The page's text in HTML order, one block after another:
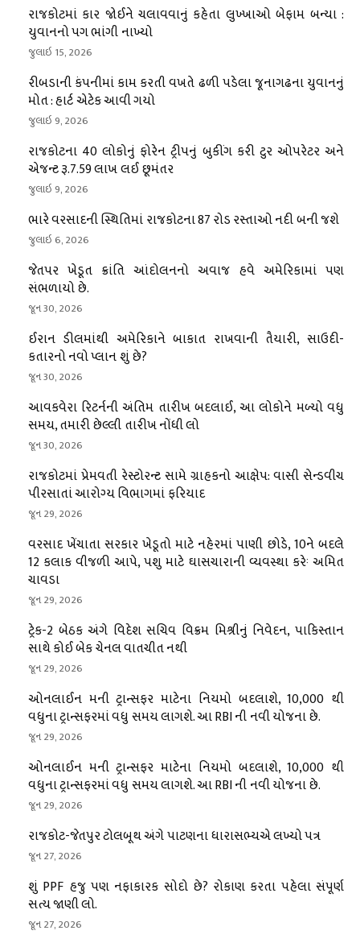
રાજકોટમાં કાર જોઈને ચલાવવાનું કહેતા લુખ્ખાઓ બેફામ બન્યા :
યુવાનનો પગ ભાંગી નાખ્યો
જુલાઇ 15, 2026
રીબડાની કંપનીમાં કામ કરતી વખતે ઢળી પડેલા જૂનાગઢના યુવાનનું
મોત : હાર્ટ એટેક આવી ગયો
જુલાઇ 9, 2026
રાજકોટના 40 લોકોનું ફોરેન ટ્રીપનું બુકીંગ કરી ટુર ઓપરેટર અને
એજન્ટ રૂ.7.59 લાખ લઈ છૂમંતર
જુલાઇ 9, 2026
ભારે વરસાદની સ્થિતિમાં રાજકોટના 87 રોડ રસ્તાઓ નદી બની જશે
જુલાઇ 6, 2026
જેતપર ખેડૂત ક્રાંતિ આંદોલનનો અવાજ હવે અમેરિકામાં પણ
સંભળાયો છે.
જૂન 30, 2026
ઈરાન ડીલમાંથી અમેરિકાને બાકાત રાખવાની તૈયારી, સાઉદી-
કતારનો નવો પ્લાન શું છે?
જૂન 30, 2026
આવકવેરા રિટર્નની અંતિમ તારીખ બદલાઈ, આ લોકોને મળ્યો વધુ
સમય, તમારી છેલ્લી તારીખ નોંધી લો
જૂન 30, 2026
રાજકોટમાં પ્રેમવતી રેસ્ટોરન્ટ સામે ગ્રાહકનો આક્ષેપ: વાસી સેન્ડવીચ
પીરસાતાં આરોગ્ય વિભાગમાં ફરિયાદ
જૂન 29, 2026
વરસાદ ખેંચાતા સરકાર ખેડૂતો માટે નહેરમાં પાણી છોડે, 10ને બદલે
12 કલાક વીજળી આપે, પશુ માટે ઘાસચારાની વ્યવસ્થા કરેઃ અમિત
ચાવડા
જૂન 29, 2026
ટ્રેક-2 બેઠક અંગે વિદેશ સચિવ વિક્રમ મિશ્રીનું નિવેદન, પાકિસ્તાન
સાથે કોઈ બેક ચેનલ વાતચીત નથી
જૂન 29, 2026
ઓનલાઈન મની ટ્રાન્સફર માટેના નિયમો બદલાશે, 10,000 થી
વધુના ટ્રાન્સફરમાં વધુ સમય લાગશે. આ RBI ની નવી યોજના છે.
જૂન 29, 2026
ઓનલાઈન મની ટ્રાન્સફર માટેના નિયમો બદલાશે, 10,000 થી
વધુના ટ્રાન્સફરમાં વધુ સમય લાગશે. આ RBI ની નવી યોજના છે.
જૂન 29, 2026
રાજકોટ-જેતપુર ટોલબૂથ અંગે પાટણના ધારાસભ્યએ લખ્યો પત્ર
જૂન 27, 2026
શું PPF હજુ પણ નફાકારક સોદો છે? રોકાણ કરતા પહેલા સંપૂર્ણ
સત્ય જાણી લો.
જૂન 27, 2026